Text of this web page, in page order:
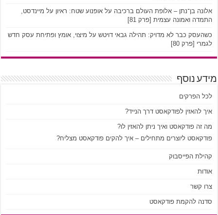
אלונה בן־נתן – אלופת העולם ברכיבה על אופנוע שטח: ראיון על מיינדסט,
התמדה ואמונה עצמית [פרק 81]
כשהעסק כבר לא מדויק: תהילה גבאי דויטש על מיצוי, אומץ ופתיחת עסק חדש
לגמרי [פרק 80]
מידע נוסף
לכל הפרקים
איך להאזין לפודקאסט דרך הנייד?
מה זה פודקאסט ואיך ניתן להאזין לו?
פודקאסט ליוצרים מתחילים – איך להקים פודקאסט מצליח?
קהילת הפייסבוק
אודות
צרו קשר
סדנה להקמת פודקאסט